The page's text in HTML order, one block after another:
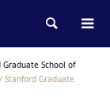
検索
Graduate School of
Stanford Graduate